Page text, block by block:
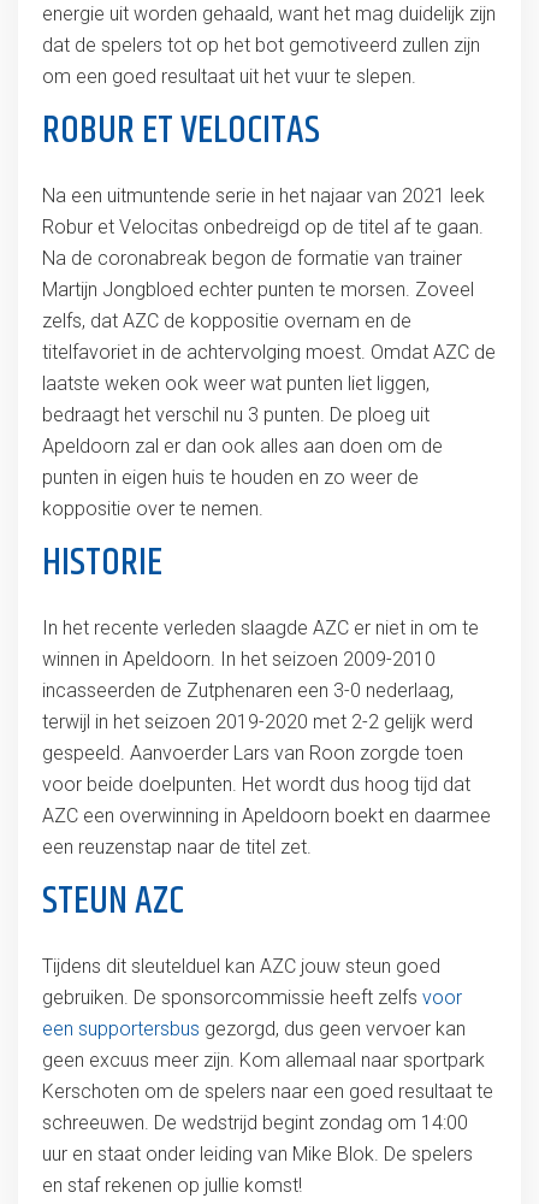
energie uit worden gehaald, want het mag duidelijk zijn
dat de spelers tot op het bot gemotiveerd zullen zijn
om een goed resultaat uit het vuur te slepen.
ROBUR ET VELOCITAS
Na een uitmuntende serie in het najaar van 2021 leek
Robur et Velocitas onbedreigd op de titel af te gaan.
Na de coronabreak begon de formatie van trainer
Martijn Jongbloed echter punten te morsen. Zoveel
zelfs, dat AZC de koppositie overnam en de
titelfavoriet in de achtervolging moest. Omdat AZC de
laatste weken ook weer wat punten liet liggen,
bedraagt het verschil nu 3 punten. De ploeg uit
Apeldoorn zal er dan ook alles aan doen om de
punten in eigen huis te houden en zo weer de
koppositie over te nemen.
HISTORIE
In het recente verleden slaagde AZC er niet in om te
winnen in Apeldoorn. In het seizoen 2009-2010
incasseerden de Zutphenaren een 3-0 nederlaag,
terwijl in het seizoen 2019-2020 met 2-2 gelijk werd
gespeeld. Aanvoerder Lars van Roon zorgde toen
voor beide doelpunten. Het wordt dus hoog tijd dat
AZC een overwinning in Apeldoorn boekt en daarmee
een reuzenstap naar de titel zet.
STEUN AZC
Tijdens dit sleutelduel kan AZC jouw steun goed
gebruiken. De sponsorcommissie heeft zelfs voor
een supportersbus gezorgd, dus geen vervoer kan
geen excuus meer zijn. Kom allemaal naar sportpark
Kerschoten om de spelers naar een goed resultaat te
schreeuwen. De wedstrijd begint zondag om 14:00
uur en staat onder leiding van Mike Blok. De spelers
en staf rekenen op jullie komst!